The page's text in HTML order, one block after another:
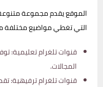
التي تغطي مواضيع مختلفة
قنوات تلغرام تعليمية:
المجالات.
قنوات تلغرام ترفيهية: